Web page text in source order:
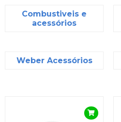
Combustiveis e
acessórios
Weber Acessórios